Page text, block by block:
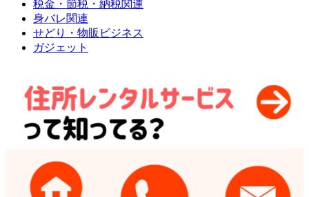
税金・節税・納税関連
身バレ関連
せどり・物販ビジネス
ガジェット